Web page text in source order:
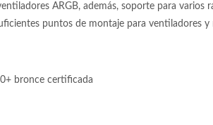
ARGB, además, soporte para
puntos de montaje para ventiladores
bronce certificada